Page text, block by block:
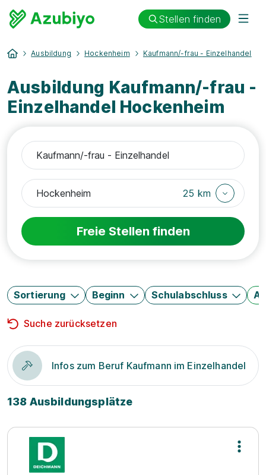
Stellen finden
Ausbildung Hockenheim Kaufmann/-frau - Einzelhandel
Ausbildung Kaufmann/-frau -
Einzelhandel Hockenheim
25 km
Freie Stellen finden
Sortierung Beginn Schulabschluss
Suche zurücksetzen
Infos zum Beruf Kaufmann im Einzelhandel
138 Ausbildungsplätze